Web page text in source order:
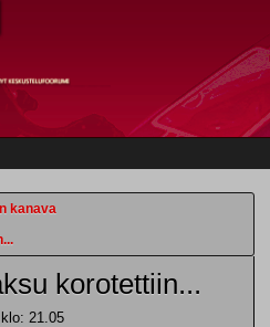
kanava
korotettiin...
21.05